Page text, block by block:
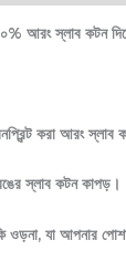
আরং স্লাব কটন
করা আরং স্লাব
স্লাব কটন কাপড়।
যা আপনার